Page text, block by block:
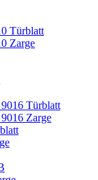
Türblatt
Zarge
Türblatt
Zarge